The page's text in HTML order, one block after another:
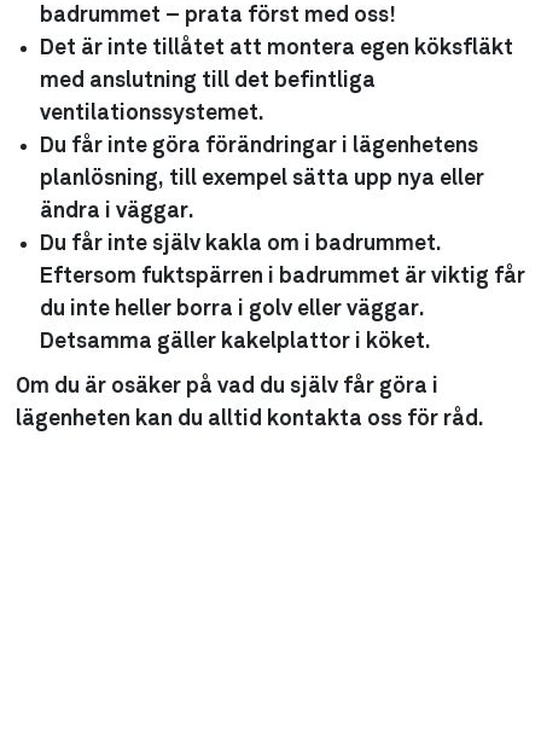
badrummet – prata först med oss!
Det är inte tillåtet att montera egen köksfläkt
med anslutning till det befintliga
ventilationssystemet.
Du får inte göra förändringar i lägenhetens
planlösning, till exempel sätta upp nya eller
ändra i väggar.
Du får inte själv kakla om i badrummet.
Eftersom fuktspärren i badrummet är viktig får
du inte heller borra i golv eller väggar.
Detsamma gäller kakelplattor i köket.
Om du är osäker på vad du själv får göra i
lägenheten kan du alltid kontakta oss för råd.